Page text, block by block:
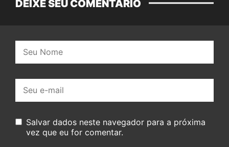
DEIXE SEU COMENTÁRIO
mail:
Salvar dados neste navegador para a próxima
vez que eu for comentar.